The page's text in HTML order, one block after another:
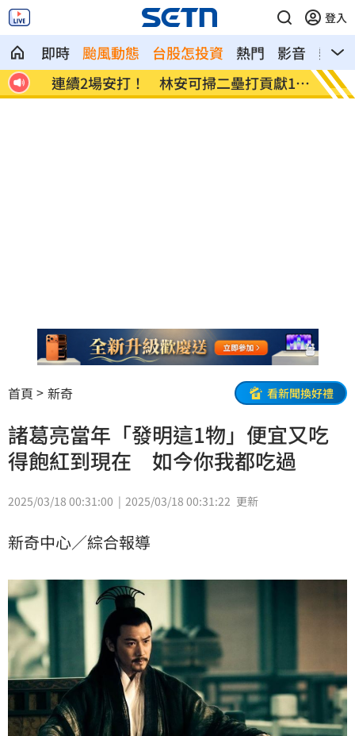
登入
即時 颱風動態 台股怎投資 熱門 影音
熱搜
連續2場安打！ 林安可掃二壘打貢獻1打
點
歐洲
首頁 新奇 看新聞換好禮
諸葛亮當年「發明這1物」便宜又吃
得飽紅到現在 如今你我都吃過
2025/03/18 00:31:00 2025/03/18 00:31:22 更新
新奇中心／綜合報導